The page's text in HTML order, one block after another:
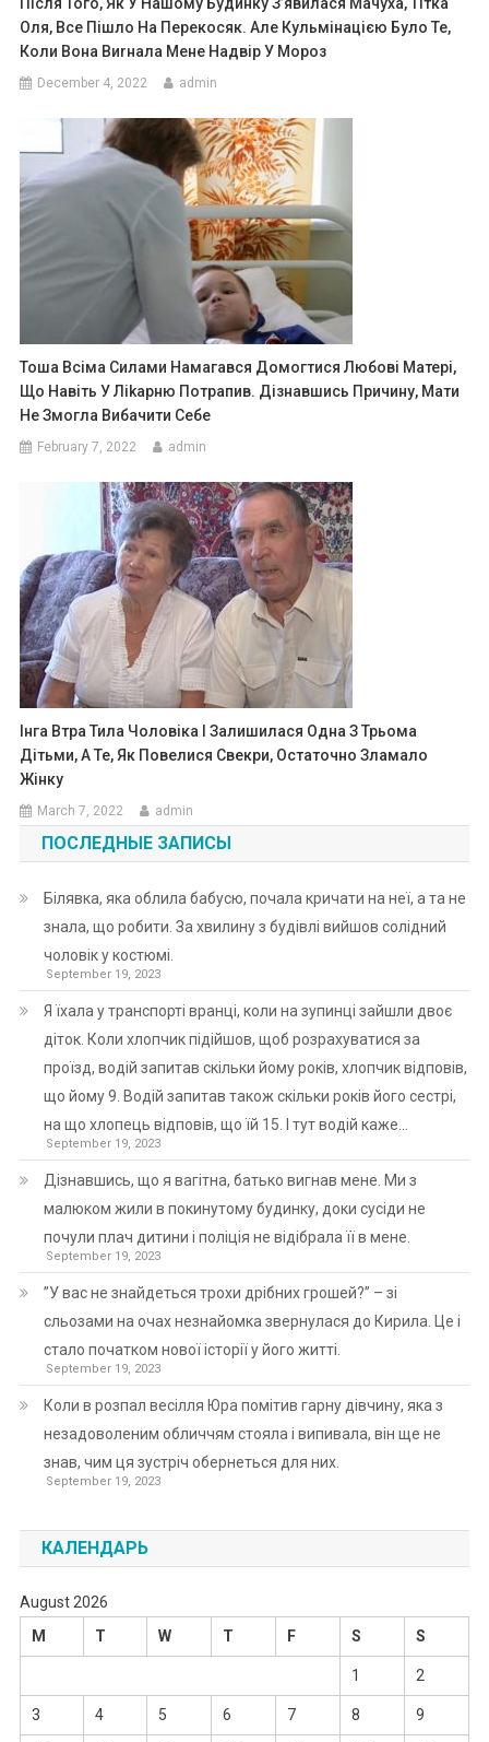
Оля, Все Пішло На Перекосяк. Але Кульмінацією Було Те,
Коли Вона Виrнала Мене Надвір У Мороз
December 4, 2022 admin
Тоша Всіма Силами Намагався Домогтися Любові Матері,
Що Навіть У Ліkарню Потрапив. Дізнавшись Причину, Мати
Не Змогла Вибачити Себе
February 7, 2022 admin
Інга Втра Тила Чоловіка І Залишилася Одна З Трьома
Дітьми, А Те, Як Повелися Свекри, Остаточно Зламало
Жінку
March 7, 2022 admin
ПОСЛЕДНЫЕ ЗАПИСЫ
Білявка, яка облила бабусю, почала кричати на неї, а та не
знала, що робити. За хвилину з будівлі вийшов солідний
чоловік у костюмі.
September 19, 2023
Я їхала у транспорті вранці, коли на зупинці зайшли двоє
діток. Коли хлопчик підійшов, щоб розрахуватися за
проїзд, водій запитав скільки йому років, хлопчик відповів,
що йому 9. Водій запитав також скільки років його сестрі,
на що хлопець відповів, що їй 15. І тут водій каже…
September 19, 2023
Дізнавшись, що я вагітна, батько вигнав мене. Ми з
малюком жили в покинутому будинку, доки сусіди не
почули плач дитини і поліція не відібрала її в мене.
September 19, 2023
”У вас не знайдеться трохи дрібних грошей?” – зі
сльозами на очах незнайомка звернулася до Кирила. Це і
стало початком нової історії у його житті.
September 19, 2023
Коли в розпал весілля Юра помітив гарну дівчину, яка з
незадоволеним обличчям стояла і випивала, він ще не
знав, чим ця зустріч обернеться для них.
September 19, 2023
КАЛЕНДАРЬ
August 2026
M
T W T F S S
1 2
3 4 5 6 7 8 9